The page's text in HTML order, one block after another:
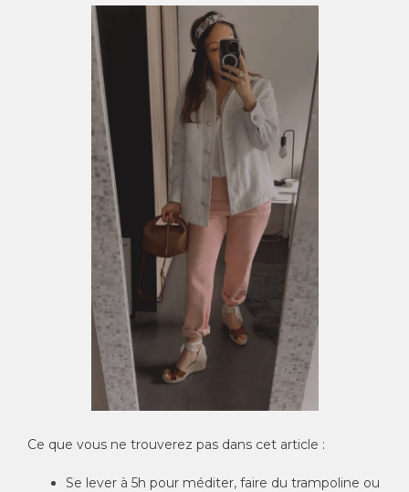
Ce que vous ne trouverez pas dans cet article :
Se lever à 5h pour méditer, faire du trampoline ou